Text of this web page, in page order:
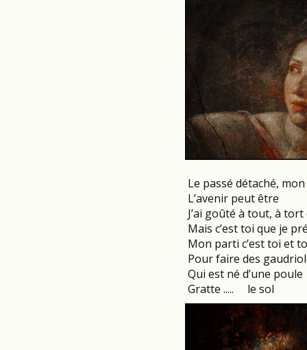
Le passé détaché,
L’avenir peut être
J’ai goûté à tout, à
Mais c’est toi que je
Mon parti c’est toi et
Pour faire des
Qui est né d’une poule
Gratte ..... le sol